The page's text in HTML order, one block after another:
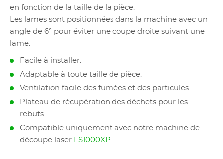
en fonction de la taille de la pièce.
Les lames sont positionnées dans la machine avec un
angle de 6° pour éviter une coupe droite suivant une
lame.
Facile à installer.
Adaptable à toute taille de pièce.
Ventilation facile des fumées et des particules.
Plateau de récupération des déchets pour les
rebuts.
Compatible uniquement avec notre machine de
découpe laser LS1000XP.